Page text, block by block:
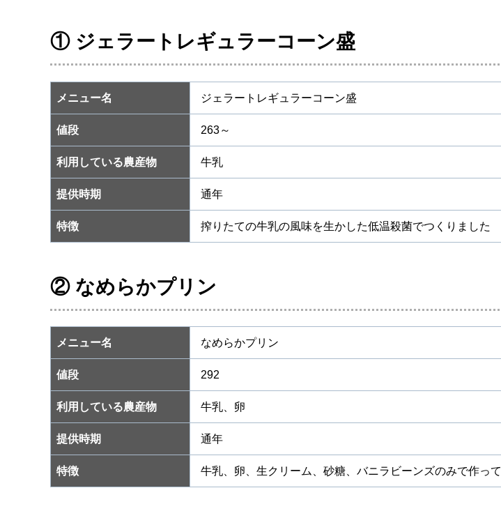
① ジェラートレギュラーコーン盛
メニュー名 ジェラートレギュラーコーン盛
値段 263～
利用している農産物 牛乳
提供時期 通年
特徴 搾りたての牛乳の風味を生かした低温殺菌でつくりました
② なめらかプリン
メニュー名 なめらかプリン
値段 292
利用している農産物 牛乳、卵
提供時期 通年
特徴 牛乳、卵、生クリーム、砂糖、バニラビーンズのみで作っ